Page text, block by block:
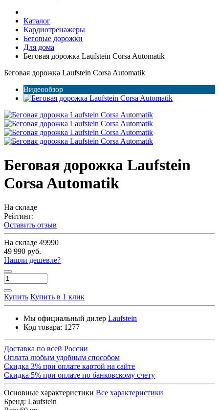
Каталог
Кардиотренажеры
Беговые дорожки
Для дома
Беговая дорожка Laufstein Corsa Automatik
Беговая дорожка Laufstein Corsa Automatik
Видеообзор
Беговая дорожка Laufstein
Corsa Automatik
На складе
Рейтинг:
Оставить отзыв
На складе 49990
49 990 руб.
Нашли дешевле?
Купить Купить в 1 клик
Мы официальный дилер Laufstein
Код товара: 1277
Доставка по всей России
Оплата любым удобным способом
Скидка 3% при оплате картой на сайте
Скидка 5% при оплате по банковскому счету
Основные характеристики Все характеристики
Бренд: Laufstein